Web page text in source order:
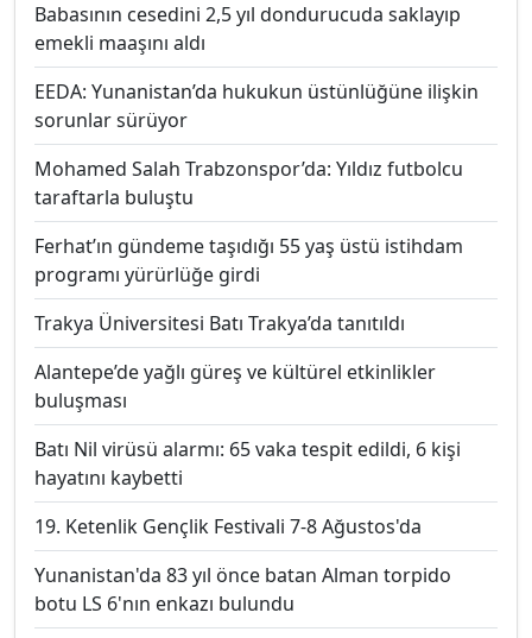
Babasının cesedini 2,5 yıl dondurucuda saklayıp
emekli maaşını aldı
EEDA: Yunanistan’da hukukun üstünlüğüne ilişkin
sorunlar sürüyor
Mohamed Salah Trabzonspor’da: Yıldız futbolcu
taraftarla buluştu
Ferhat’ın gündeme taşıdığı 55 yaş üstü istihdam
programı yürürlüğe girdi
Trakya Üniversitesi Batı Trakya’da tanıtıldı
Alantepe’de yağlı güreş ve kültürel etkinlikler
buluşması
Batı Nil virüsü alarmı: 65 vaka tespit edildi, 6 kişi
hayatını kaybetti
19. Ketenlik Gençlik Festivali 7-8 Ağustos'da
Yunanistan'da 83 yıl önce batan Alman torpido
botu LS 6'nın enkazı bulundu